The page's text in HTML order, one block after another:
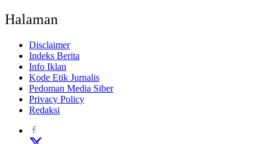
Halaman
Disclaimer
Indeks Berita
Info Iklan
Kode Etik Jurnalis
Pedoman Media Siber
Privacy Policy
Redaksi